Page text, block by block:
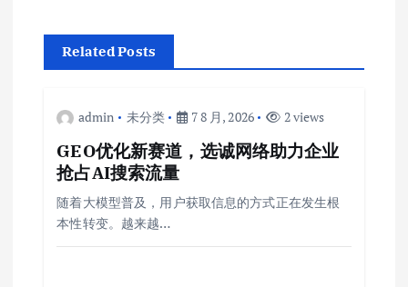
Related Posts
admin 未分类 7 8 月, 2026 2 views
GEO优化新赛道，选诚网络助力企业
抢占AI搜索流量
随着大模型普及，用户获取信息的方式正在发生根
本性转变。越来越…